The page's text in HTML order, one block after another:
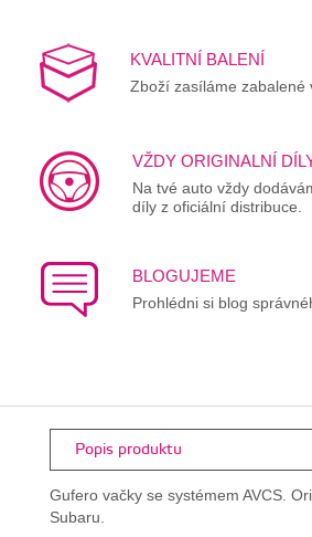
KVALITNÍ BALENÍ
Zboží zasíláme zabalené
VŽDY ORIGINALNÍ
Na tvé auto vždy
díly z oficiální distribuce.
BLOGUJEME
Prohlédni si blog
Popis produktu
Gufero vačky se systémem AVCS.
Subaru.